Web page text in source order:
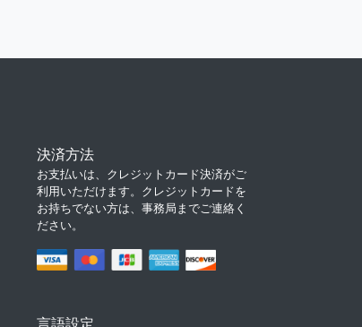
決済方法
お支払いは、クレジットカード決済がご
利用いただけます。クレジットカードを
お持ちでない方は、事務局までご連絡く
ださい。
言語設定